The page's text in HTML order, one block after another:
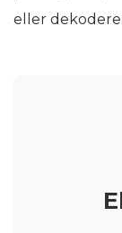
eller dekodere.